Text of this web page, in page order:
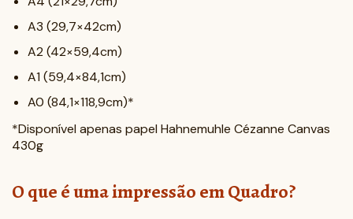
A3 (29,7×42cm)
A2 (42×59,4cm)
A1 (59,4×84,1cm)
A0 (84,1×118,9cm)*
*Disponível apenas papel Hahnemuhle Cézanne Canvas
430g
O que é uma impressão em Quadro?